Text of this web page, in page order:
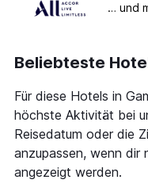
… und
Beliebteste
Für diese Hotels in
höchste Aktivität bei
Reisedatum oder die
anzupassen, wenn dir
angezeigt werden.